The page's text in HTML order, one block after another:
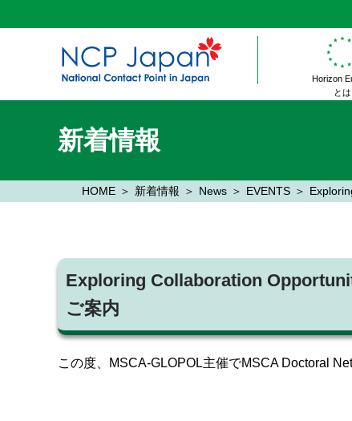
Horizon
とは
新着情報
HOME 新着情報 News EVENTS
Exploring Collaboration
ご案内
この度、MSCA-GLOPOL主催でMSCA Doctoral